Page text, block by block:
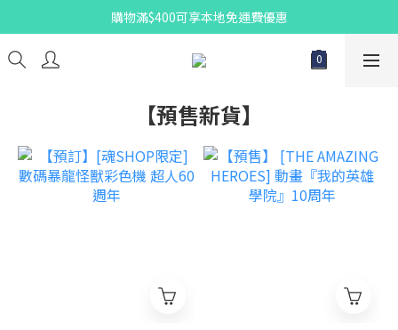
購物滿$400可享本地免運費優惠
【預售新貨】